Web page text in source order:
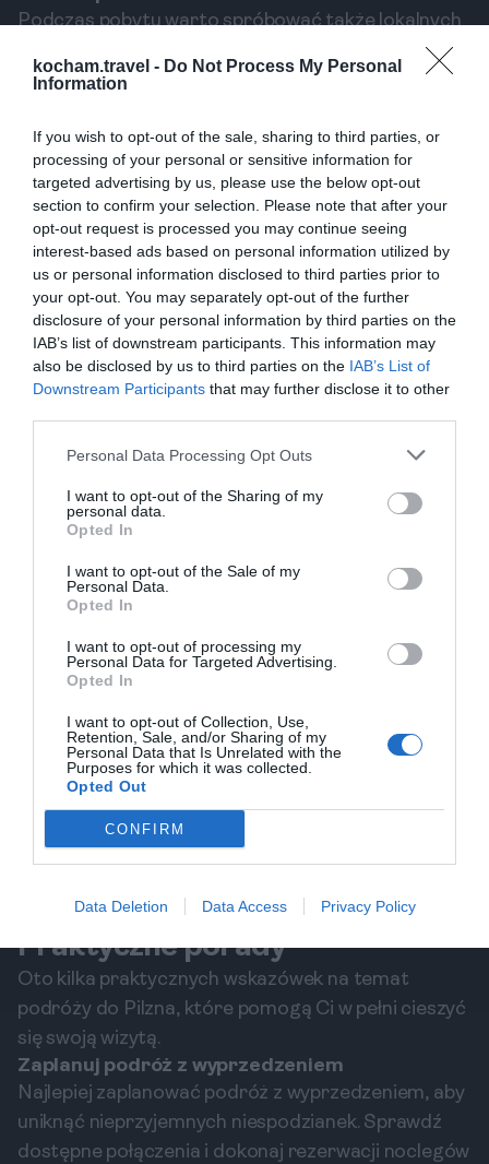
kocham.travel - Do Not Process My Personal
Information
If you wish to opt-out of the sale, sharing to third parties, or
processing of your personal or sensitive information for
targeted advertising by us, please use the below opt-out
section to confirm your selection. Please note that after your
opt-out request is processed you may continue seeing
interest-based ads based on personal information utilized by
us or personal information disclosed to third parties prior to
your opt-out. You may separately opt-out of the further
disclosure of your personal information by third parties on the
IAB’s list of downstream participants. This information may
also be disclosed by us to third parties on the IAB’s List of
Downstream Participants that may further disclose it to other
Personal Data Processing Opt Outs
I want to opt-out of the Sharing of my
personal data.
Opted In
I want to opt-out of the Sale of my
Personal Data.
Opted In
I want to opt-out of processing my
Personal Data for Targeted Advertising.
Opted In
I want to opt-out of Collection, Use,
Retention, Sale, and/or Sharing of my
Personal Data that Is Unrelated with the
Purposes for which it was collected.
Opted Out
CONFIRM
Data Deletion Data Access Privacy Policy
Podczas pobytu warto spróbować także lokalnych
napojów, takich jak piwa rzemieślnicze z pobliskich
browarów. Dobrym miejscem do spróbowania
znajdziesz szeroki wybór piw z naszej okolicy.
Safety w Pilźnie
Bezpieczeństwo to kluczowy aspekt każdej
podróży. Pilzno to ogólnie bezpieczne miejsce, ale
warto znać kilka zasad, które pomogą Ci uniknąć
problemów.
Ogólne zasady bezpieczeństwa
Podczas wizyty w Pilźnie, jak w każdym innym
miasteczku, warto przestrzegać ogólnych zasad
blisko siebie.
Kontakt z lokalnymi
turystów, ale w razie jakichkolwiek problemów
warto skontaktować się z lokalną policją lub
służbami porządkowymi. Zawsze czuć się
bezpieczniej, wiedząc, że w razie potrzeby można
Informacje zdrowotne
Warto mieć na uwadze, że w Polsce dostępna jest
opieka zdrowotna na wysokim poziomie. Jeśli
potrzebujesz pomocy medycznej, lokalne szpitale i
ośrodki zdrowia są dobrze wyposażone. Pamiętaj,
ubezpieczeniowe.
Praktyczne porady
Oto kilka praktycznych wskazówek na temat
podróży do Pilzna, które pomogą Ci w pełni cieszyć
się swoją wizytą.
Zaplanuj podróż z wyprzedzeniem
Najlepiej zaplanować podróż z wyprzedzeniem, aby
uniknąć nieprzyjemnych niespodzianek. Sprawdź
dostępne połączenia i dokonaj rezerwacji noclegów